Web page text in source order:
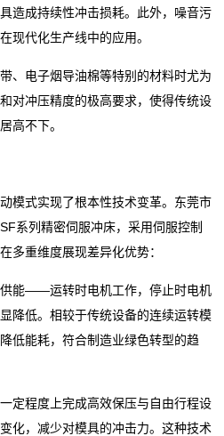
造成持续性冲击损耗。此外，噪音污
现代化生产线中的应用。
电子烟导油棉等特别的材料时尤为
对冲压精度的极高要求，使得传统设
高不下。
式实现了根本性技术变革。东莞市
系列精密伺服冲床，采用伺服控制
多重维度展现差异化优势：
能——运转时电机工作，停止时电机
降低。相较于传统设备的连续运转模
低能耗，符合制造业绿色转型的趋
程度上完成高效保压与自由行程设
化，减少对模具的冲击力。这种技术